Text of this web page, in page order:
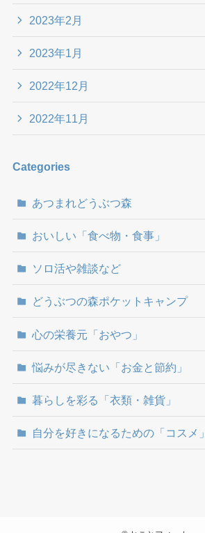
2023年2月
2023年1月
2022年12月
2022年11月
Categories
あつまれどうぶつ森
おいしい「食べ物・食事」
ソロ活や雑談など
どうぶつの森ポケットキャンプ
心の栄養元「おやつ」
悩みが尽きない「お金と節約」
暮らしを彩る「衣類・雑貨」
自分を好きになるための「コスメ」